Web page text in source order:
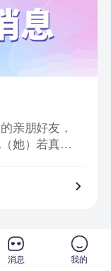
，要求会员登
由大量符号或
亲朋好友，
她）若真心
）所说的工
消息 我的